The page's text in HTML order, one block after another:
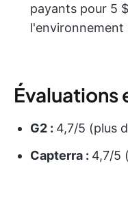
payants pour 5
l'environnement
Évaluations
G2 : 4,7/5 (plus
Capterra : 4,7/5